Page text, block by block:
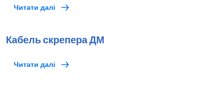
Читати далі
Кабель скрепера ДМ
Читати далі